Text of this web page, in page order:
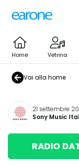
Home Vetrina
Vai alla home
21 settembre
Sony Music
RADIO